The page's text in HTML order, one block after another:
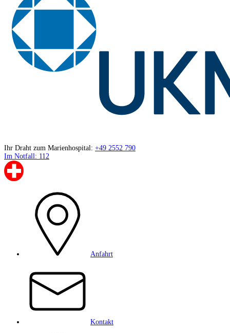
Ihr Draht zum Marienhospital: +49 2552 790
Im Notfall: 112
Anfahrt
Kontakt